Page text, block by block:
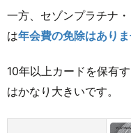
一方、セゾンプラチナ
は年会費の免除はありま
10年以上カードを保有
はかなり大きいです。